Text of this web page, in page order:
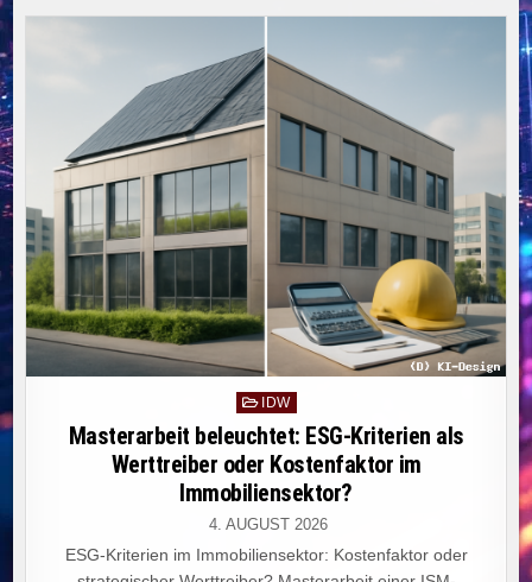
NUTZUNG
GENERATIVER
DURCH
AUTOMATISIERTE
ANONYMISIERUNG.
Posted
IDW
Masterarbeit beleuchtet: ESG-Kriterien als
Werttreiber oder Kostenfaktor im
Immobiliensektor?
4. AUGUST 2026
ESG-Kriterien im Immobiliensektor: Kostenfaktor oder